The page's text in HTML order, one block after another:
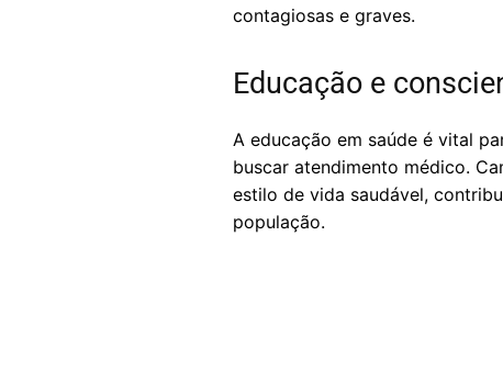
contagiosas e graves.
Educação e
A educação em saúde é vital
buscar atendimento médico.
estilo de vida saudável,
população.